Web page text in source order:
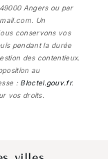
Angers ou par
Un
conservons vos
pendant la durée
des contentieux.
au
: Bloctel.gouv.fr.
vos droits.